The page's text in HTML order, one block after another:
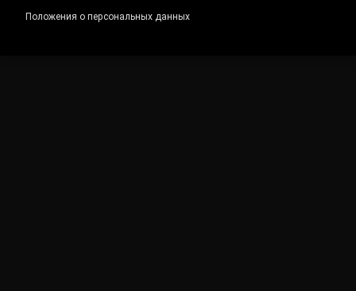
Положения о персональных данных